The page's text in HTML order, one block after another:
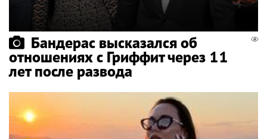
Бандерас высказался об
отношениях с Гриффит через 11
лет после развода